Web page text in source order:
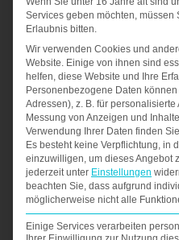
2) Ihr persönlicher
in Ihre Unterlagen ein
Ihr persönlicher
Anforderungen
bereichs und
Stärken
überzeugen!
Innerhalb von
erhalten Sie
Services geben möchten,
Erlaubnis bitten.
Wir verwenden Cookies und
Website. Einige von ihnen sind
helfen, diese Website und Ihre
Personenbezogene Daten
Adressen), z. B. für
Messung von Anzeigen und
Verwendung Ihrer Daten finden
Es besteht keine Verpflichtung, in
einzuwilligen, um dieses Angebot
jederzeit unter Einstellungen
beachten Sie, dass aufgrund
möglicherweise nicht alle
Einige Services verarbeiten